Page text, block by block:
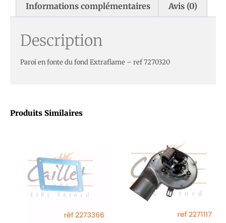
Informations complémentaires Avis (0)
Description
Paroi en fonte du fond Extraflame – ref 7270320
Produits Similaires